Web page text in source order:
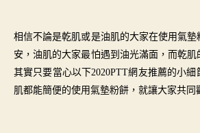
者
佈
日
期
相信不論是乾肌或是油肌的大家在使用氣
安，油肌的大家最怕遇到油光滿面，而乾肌
其實只要當心以下2020PTT網友推薦的小
肌都能簡便的使用氣墊粉餅，就讓大家共同